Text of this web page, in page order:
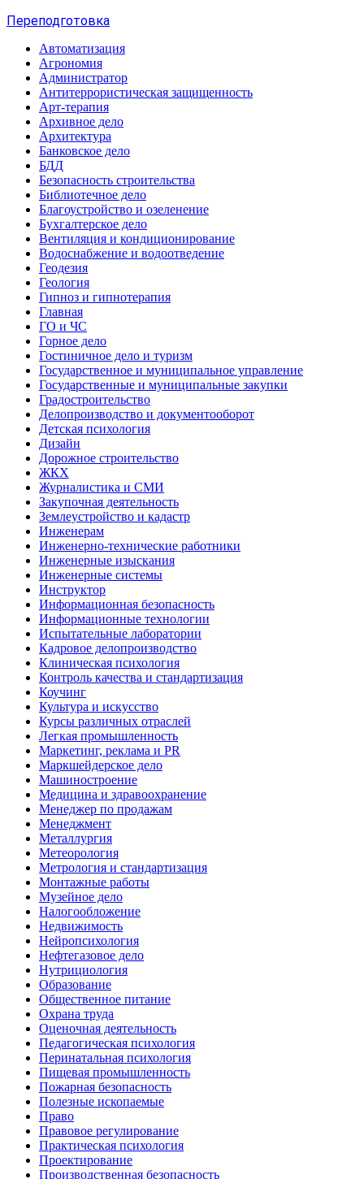
Переподготовка
Автоматизация
Агрономия
Администратор
Антитеррористическая защищенность
Арт-терапия
Архивное дело
Архитектура
Банковское дело
БДД
Безопасность строительства
Библиотечное дело
Благоустройство и озеленение
Бухгалтерское дело
Вентиляция и кондиционирование
Водоснабжение и водоотведение
Геодезия
Геология
Гипноз и гипнотерапия
Главная
ГО и ЧС
Горное дело
Гостиничное дело и туризм
Государственное и муниципальное управление
Государственные и муниципальные закупки
Градостроительство
Делопроизводство и документооборот
Детская психология
Дизайн
Дорожное строительство
ЖКХ
Журналистика и СМИ
Закупочная деятельность
Землеустройство и кадастр
Инженерам
Инженерно-технические работники
Инженерные изыскания
Инженерные системы
Инструктор
Информационная безопасность
Информационные технологии
Испытательные лаборатории
Кадровое делопроизводство
Клиническая психология
Контроль качества и стандартизация
Коучинг
Культура и искусство
Курсы различных отраслей
Легкая промышленность
Маркетинг, реклама и PR
Маркшейдерское дело
Машиностроение
Медицина и здравоохранение
Менеджер по продажам
Менеджмент
Металлургия
Метеорология
Метрология и стандартизация
Монтажные работы
Музейное дело
Налогообложение
Недвижимость
Нейропсихология
Нефтегазовое дело
Нутрициология
Образование
Общественное питание
Охрана труда
Оценочная деятельность
Педагогическая психология
Перинатальная психология
Пищевая промышленность
Пожарная безопасность
Полезные ископаемые
Право
Правовое регулирование
Практическая психология
Проектирование
Производственная безопасность